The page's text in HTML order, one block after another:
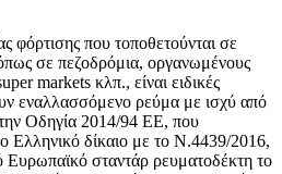
φόρτισης που τοποθετούνται σε
σε πεζοδρόμια, οργανωμένους
markets κλπ., είναι ειδικές
εναλλασσόμενο ρεύμα με ισχύ από
Οδηγία 2014/94 ΕΕ, που
Ελληνικό δίκαιο με το Ν.4439/2016,
Ευρωπαϊκό σταντάρ ρευματοδέκτη το